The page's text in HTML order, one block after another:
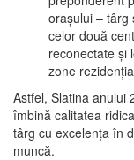
oraşului – târg
celor două
reconectate şi
zone
Astfel, Slatina anului
îmbină calitatea
târg cu excelenţa în
muncă.